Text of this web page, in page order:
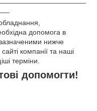
допомога в
нижче
компанії та наші
терміни.
допомогти!